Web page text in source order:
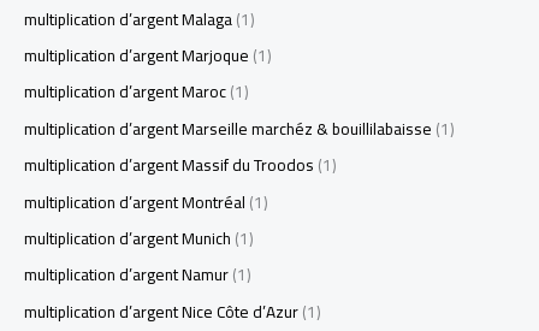
multiplication d’argent Malaga(1)
multiplication d’argent Marjoque(1)
multiplication d’argent Maroc(1)
multiplication d’argent Marseille marchéz & bouillilabaisse(1)
multiplication d’argent Massif du Troodos(1)
multiplication d’argent Montréal(1)
multiplication d’argent Munich(1)
multiplication d’argent Namur(1)
multiplication d’argent Nice Côte d’Azur(1)